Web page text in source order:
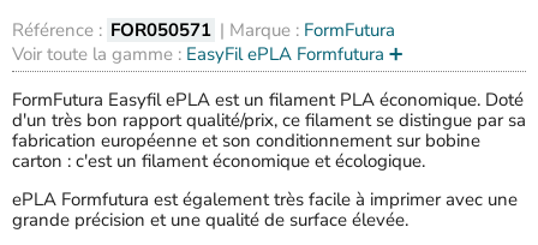
Référence : FOR050571 | Marque : FormFutura
Voir toute la gamme : EasyFil ePLA Formfutura ➕
FormFutura Easyfil ePLA est un filament PLA économique. Doté
d'un très bon rapport qualité/prix, ce filament se distingue par sa
fabrication européenne et son conditionnement sur bobine
carton : c'est un filament économique et écologique.
ePLA Formfutura est également très facile à imprimer avec une
grande précision et une qualité de surface élevée.